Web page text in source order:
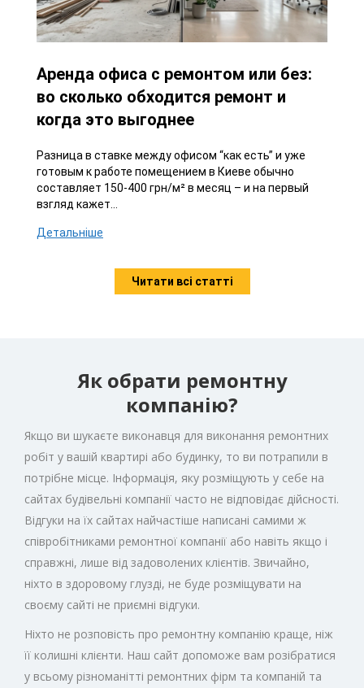
Аренда офиса с ремонтом или без:
во сколько обходится ремонт и
когда это выгоднее
Разница в ставке между офисом “как есть” и уже
готовым к работе помещением в Киеве обычно
составляет 150-400 грн/м² в месяц – и на первый
взгляд кажет...
Детальніше
Читати всі статті
Як обрати ремонтну
компанію?
Якщо ви шукаєте виконавця для виконання ремонтних
робіт у вашій квартирі або будинку, то ви потрапили в
потрібне місце. Інформація, яку розміщують у себе на
сайтах будівельні компанії часто не відповідає дійсності.
Відгуки на їх сайтах найчастіше написані самими ж
співробітниками ремонтної компанії або навіть якщо і
справжні, лише від задоволених клієнтів. Звичайно,
ніхто в здоровому глузді, не буде розміщувати на
своєму сайті не приємні відгуки.
Ніхто не розповість про ремонтну компанію краще, ніж
її колишні клієнти. Наш сайт допоможе вам розібратися
у всьому різноманітті ремонтних фірм та компаній та